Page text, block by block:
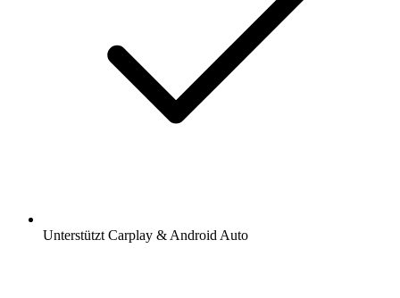
Unterstützt Carplay & Android Auto